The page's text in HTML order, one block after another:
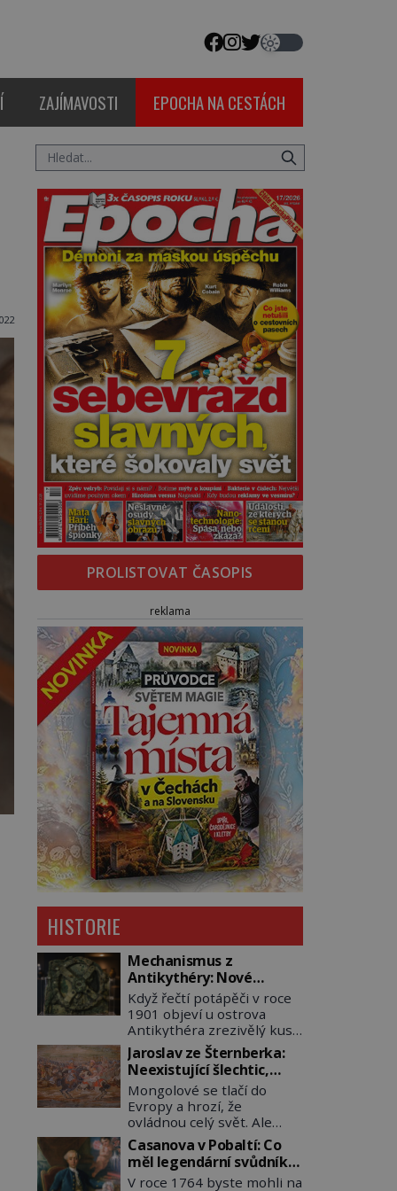
ZAJÍMAVOSTI EPOCHA NA CESTÁCH
PROLISTOVAT ČASOPIS
reklama
HISTORIE
Mechanismus z
Antikythéry: Nové
výzkumy odhalují další
překvapení o starověkém
počítači
Když řečtí potápěči v roce
1901 objeví u ostrova
Antikythéra zrezivělý kus
bronzu, nikdo netuší, že
drží v rukou jeden z
nejúžasnějších vynálezů
starověku. Až moderní
rentgenové tomografy
odhalí desítky ozubených
kol ukrytých uvnitř.
Mechanismus z
Antikythéry je dnes
Jaroslav ze Šternberka:
Neexistující šlechtic,
který z Moravy vyžene
Mongoly
Mongolové se tlačí do
Evropy a hrozí, že
ovládnou celý svět. Ale
naštěstí jim v samotném
srdci Evropy stojí v cestě
malé, ale silné království,
které dokáže dobyvatelské
Casanova v Pobaltí: Co
měl legendární svůdník
společného se
V roce 1764 byste mohli na